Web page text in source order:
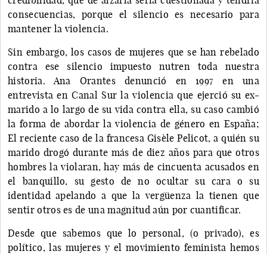
consecuencias, porque el silencio es necesario para
mantener la violencia.
Sin embargo, los casos de mujeres que se han rebelado
contra ese silencio impuesto nutren toda nuestra
historia. Ana Orantes denunció en 1997 en una
entrevista en Canal Sur la violencia que ejerció su ex-
marido a lo largo de su vida contra ella, su caso cambió
la forma de abordar la violencia de género en España;
El reciente caso de la francesa Gisèle Pelicot, a quién su
marido drogó durante más de diez años para que otros
hombres la violaran, hay más de cincuenta acusados en
el banquillo, su gesto de no ocultar su cara o su
identidad apelando a que la vergüenza la tienen que
sentir otros es de una magnitud aún por cuantificar.
Desde que sabemos que lo personal, (o privado), es
político, las mujeres y el movimiento feminista hemos